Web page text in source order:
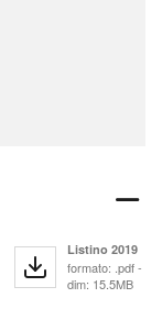
Listino 2019
formato: .pdf -
dim: 15.5MB